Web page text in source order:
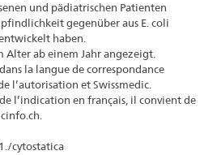
und pädiatrischen Patienten
gegenüber aus E. coli
haben.
Alter ab einem Jahr angezeigt.
la langue de correspondance
l’autorisation et Swissmedic.
l’indication en français, il convient de
cytostatica